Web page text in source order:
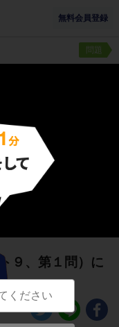
無料会員登録
問題
９、第１問）に